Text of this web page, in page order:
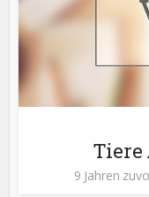
Tiere
9 Jahren